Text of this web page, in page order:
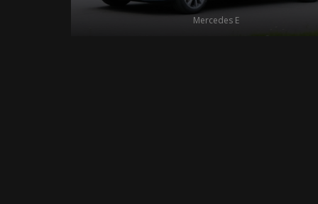
Mercedes E